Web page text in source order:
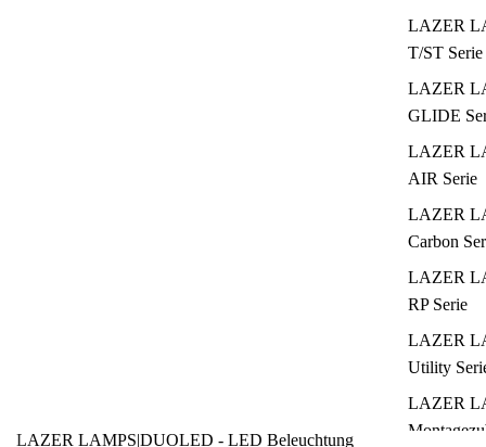
LAZER
T/ST Serie
LAZER
GLIDE
LAZER
AIR Serie
LAZER
Carbon
LAZER
RP Serie
LAZER
Utility
LAZER
LAZER LAMPS|DUOLED - LED Beleuchtung